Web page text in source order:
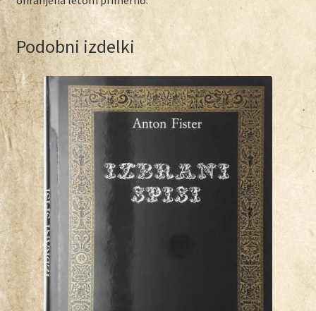
Podobni izdelki